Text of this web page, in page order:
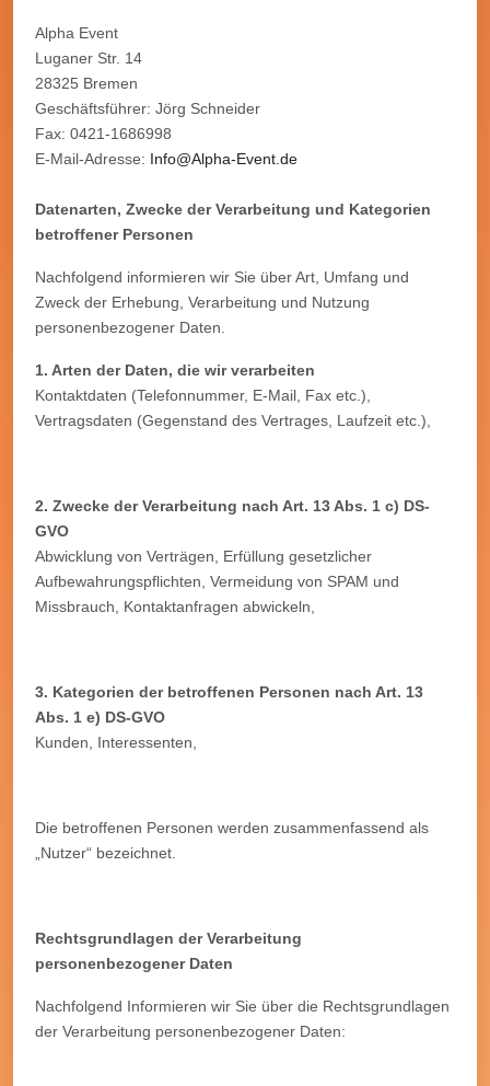
Alpha Event
Luganer Str. 14
28325 Bremen
Geschäftsführer: Jörg Schneider
Fax: 0421-1686998
E-Mail-Adresse: Info@Alpha-Event.de
Datenarten, Zwecke der Verarbeitung und Kategorien
betroffener Personen
Nachfolgend informieren wir Sie über Art, Umfang und
Zweck der Erhebung, Verarbeitung und Nutzung
personenbezogener Daten.
1. Arten der Daten, die wir verarbeiten
Kontaktdaten (Telefonnummer, E-Mail, Fax etc.),
Vertragsdaten (Gegenstand des Vertrages, Laufzeit etc.),
2. Zwecke der Verarbeitung nach Art. 13 Abs. 1 c) DS-
GVO
Abwicklung von Verträgen, Erfüllung gesetzlicher
Aufbewahrungspflichten, Vermeidung von SPAM und
Missbrauch, Kontaktanfragen abwickeln,
3. Kategorien der betroffenen Personen nach Art. 13
Abs. 1 e) DS-GVO
Kunden, Interessenten,
Die betroffenen Personen werden zusammenfassend als
„Nutzer“ bezeichnet.
Rechtsgrundlagen der Verarbeitung
personenbezogener Daten
Nachfolgend Informieren wir Sie über die Rechtsgrundlagen
der Verarbeitung personenbezogener Daten: